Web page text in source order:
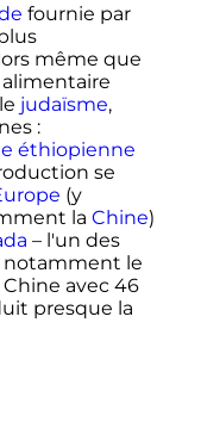
fournie par
même que
judaïsme,
:
éthiopienne
se
(y
la Chine)
– l'un des
notamment le
Chine avec 46
presque la